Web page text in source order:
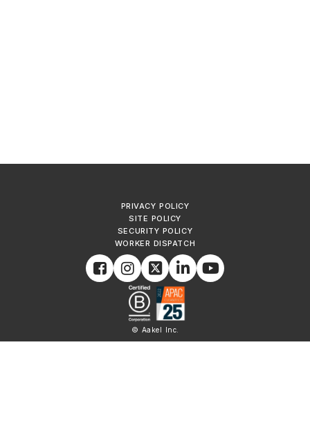
PRIVACY POLICY
SITE POLICY
SECURITY POLICY
WORKER DISPATCH
© Aakel Inc.